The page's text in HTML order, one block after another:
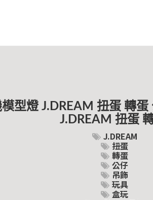
型燈 J.DREAM 扭蛋 轉蛋
J.DREAM 扭蛋
J.DREAM
扭蛋
轉蛋
公仔
吊飾
玩具
盒玩